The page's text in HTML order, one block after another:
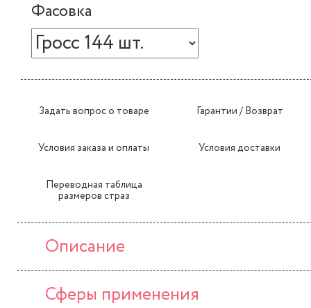
Фасовка
Задать вопрос о товаре Гарантии / Возврат
Условия заказа и оплаты Условия доставки
Переводная таблица
размеров страз
Описание
Сферы применения